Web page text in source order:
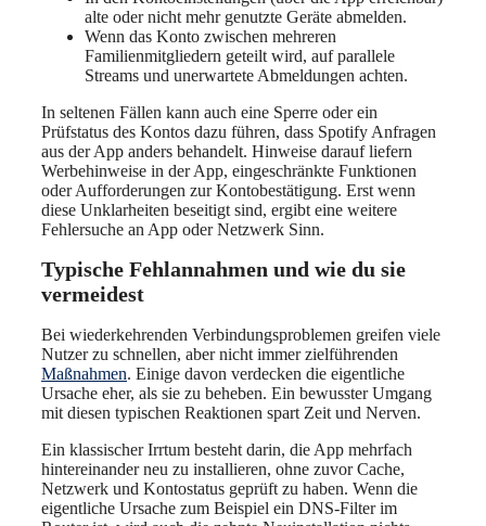
alte oder nicht mehr genutzte Geräte abmelden.
Wenn das Konto zwischen mehreren
Familienmitgliedern geteilt wird, auf parallele
Streams und unerwartete Abmeldungen achten.
In seltenen Fällen kann auch eine Sperre oder ein
Prüfstatus des Kontos dazu führen, dass Spotify Anfragen
aus der App anders behandelt. Hinweise darauf liefern
Werbehinweise in der App, eingeschränkte Funktionen
oder Aufforderungen zur Kontobestätigung. Erst wenn
diese Unklarheiten beseitigt sind, ergibt eine weitere
Fehlersuche an App oder Netzwerk Sinn.
Typische Fehlannahmen und wie du sie
vermeidest
Bei wiederkehrenden Verbindungsproblemen greifen viele
Nutzer zu schnellen, aber nicht immer zielführenden
Maßnahmen. Einige davon verdecken die eigentliche
Ursache eher, als sie zu beheben. Ein bewusster Umgang
mit diesen typischen Reaktionen spart Zeit und Nerven.
Ein klassischer Irrtum besteht darin, die App mehrfach
hintereinander neu zu installieren, ohne zuvor Cache,
Netzwerk und Kontostatus geprüft zu haben. Wenn die
eigentliche Ursache zum Beispiel ein DNS-Filter im